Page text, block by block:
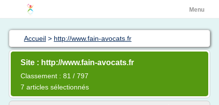
Menu
Accueil > http://www.fain-avocats.fr
Site : http://www.fain-avocats.fr
Classement : 81 / 797
7 articles sélectionnés